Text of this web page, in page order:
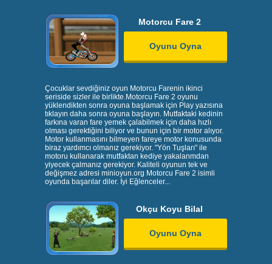
Motorcu Fare 2
Oyunu Oyna
Çocuklar sevdiğiniz oyun Motorcu Farenin ikinci
seriside sizler ile birlikte.Motorcu Fare 2 oyunu
yüklendikten sonra oyuna başlamak için Play yazısına
tıklayın daha sonra oyuna başlayın. Mutfaktaki kedinin
farkına varan fare yemek çalabilmek için daha hızlı
olması gerektiğini biliyor ve bunun için bir motor alıyor.
Motor kullanmasını bilmeyen fareye motor konusunda
biraz yardımcı olmanız gerekiyor. "Yön Tuşları" ile
motoru kullanarak mutfaktan kediye yakalanmdan
yiyecek çalmanız gerekiyor. Kaliteli oyunun tek ve
değişmez adresi minioyun.org Motorcu Fare 2 isimli
oyunda başarılar diler. İyi Eğlenceler...
Okçu Koyu Bilal
Oyunu Oyna